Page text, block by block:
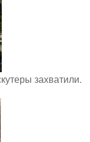
захватили.